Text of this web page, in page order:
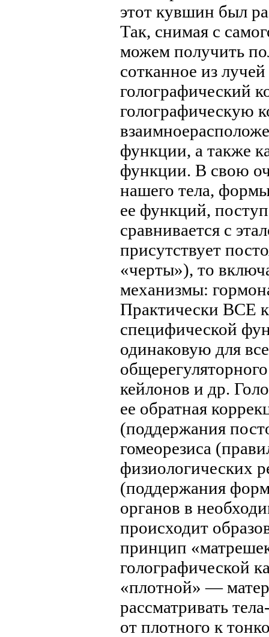
этот кувшин был
Так, снимая с
можем получить
сотканное из
голографический
голографическую
функции, а также
функции. В свою
нашего тела,
ее функций,
сравнивается с
присутствует
«черты»), то
механизмы:
Практически ВСЕ
специфической
одинаковую для
кейлонов и др.
ее обратная
(поддержания
гомеорезиса
физиологических
(поддержания
органов в
происходит
принцип
голографической
«плотной» —
рассматривать
от плотного к